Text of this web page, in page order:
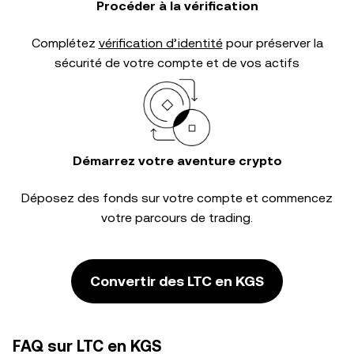
Procéder à la vérification
Complétez vérification d’identitépour préserver la
sécurité de votre compte et de vos actifs
Démarrez votre aventure crypto
Déposez des fonds sur votre compte et commencez
votre parcours de trading.
Convertir des LTC en KGS
FAQ sur LTC en KGS